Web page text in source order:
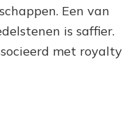
Een van
is saffier.
met royalty